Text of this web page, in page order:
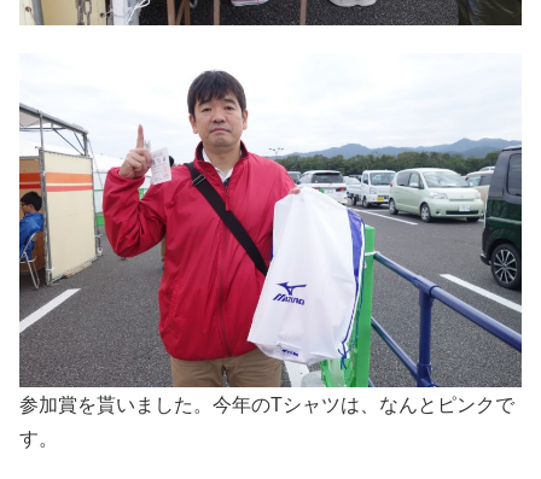
参加賞を貰いました。今年のTシャツは、なんとピンクで
す。